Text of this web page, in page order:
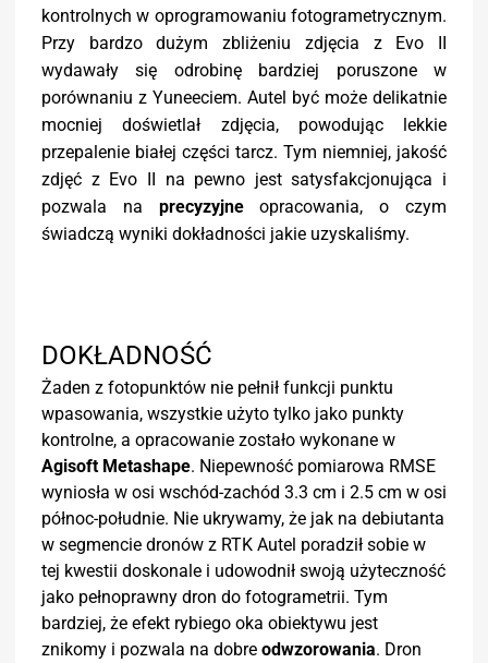
kontrolnych w oprogramowaniu fotogrametrycznym.
Przy bardzo dużym zbliżeniu zdjęcia z Evo II
wydawały się odrobinę bardziej poruszone w
porównaniu z Yuneeciem. Autel być może delikatnie
mocniej doświetlał zdjęcia, powodując lekkie
przepalenie białej części tarcz. Tym niemniej, jakość
zdjęć z Evo II na pewno jest satysfakcjonująca i
pozwala na precyzyjneopracowania, o czym
świadczą wyniki dokładności jakie uzyskaliśmy.
DOKŁADNOŚĆ
Żaden z fotopunktów nie pełnił funkcji punktu
wpasowania, wszystkie użyto tylko jako punkty
kontrolne, a opracowanie zostało wykonane w
Agisoft Metashape. Niepewność pomiarowa RMSE
wyniosła w osi wschód-zachód 3.3 cm i 2.5 cm w osi
północ-południe. Nie ukrywamy, że jak na debiutanta
w segmencie dronów z RTK Autel poradził sobie w
tej kwestii doskonale i udowodnił swoją użyteczność
jako pełnoprawny dron do fotogrametrii. Tym
bardziej, że efekt rybiego oka obiektywu jest
znikomy i pozwala na dobre odwzorowania. Dron